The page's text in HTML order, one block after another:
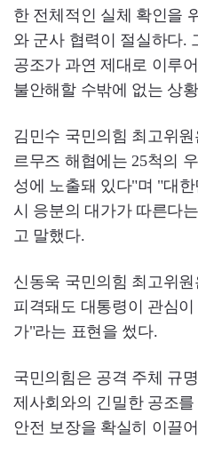
한 전체적인 실체 확인을
와 군사 협력이 절실하다.
공조가 과연 제대로 이루
불안해할 수밖에 없는 상
김민수 국민의힘 최고위
르무즈 해협에는 25척의
성에 노출돼 있다"며 "대
시 응분의 대가가 따른다
고 말했다.
신동욱 국민의힘 최고위
피격돼도 대통령이 관심
가"라는 표현을 썼다.
국민의힘은 공격 주체 규
제사회와의 긴밀한 공조
안전 보장을 확실히 이끌